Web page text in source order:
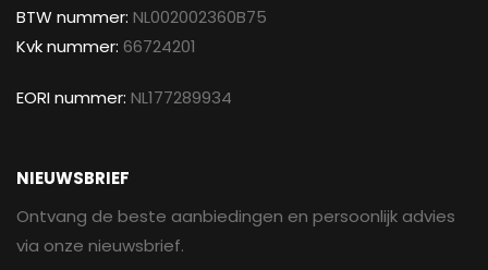
BTW nummer: NL002002360B75
Kvk nummer: 66724201
EORI nummer: NL177289934
NIEUWSBRIEF
Ontvang de beste aanbiedingen en persoonlijk advies
via onze nieuwsbrief.